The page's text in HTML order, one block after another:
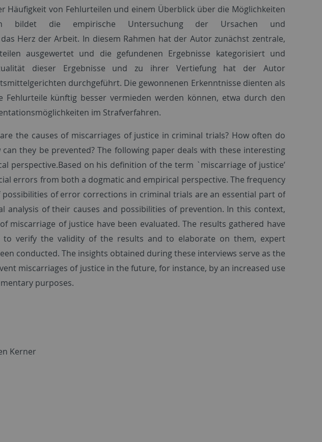
Häufigkeit von Fehlurteilen und einem Überblick über die Möglichkeiten
bildet die empirische Untersuchung der Ursachen und
Herz der Arbeit. In diesem Rahmen hat der Autor zunächst zentrale,
ausgewertet und die gefundenen Ergebnisse kategorisiert und
dieser Ergebnisse und zu ihrer Vertiefung hat der Autor
durchgeführt. Die gewonnenen Erkenntnisse dienten als
Fehlurteile künftig besser vermieden werden können, etwa durch den
im Strafverfahren.
the causes of miscarriages of justice in criminal trials? How often do
they be prevented? The following paper deals with these interesting
perspective.Based on his definition of the term `miscarriage of justice’
errors from both a dogmatic and empirical perspective. The frequency
of error corrections in criminal trials are an essential part of
analysis of their causes and possibilities of prevention. In this context,
miscarriage of justice have been evaluated. The results gathered have
to verify the validity of the results and to elaborate on them, expert
conducted. The insights obtained during these interviews serve as the
miscarriages of justice in the future, for instance, by an increased use
purposes.
Kerner